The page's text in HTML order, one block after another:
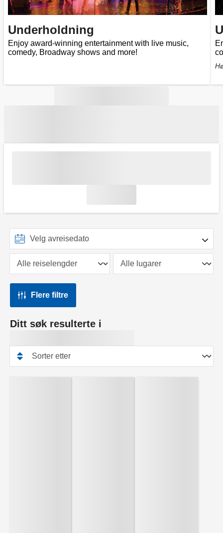
Underholdning
Enjoy award-winning entertainment with live music,
comedy, Broadway shows and more!
Flere filtre
Ditt søk resulterte i